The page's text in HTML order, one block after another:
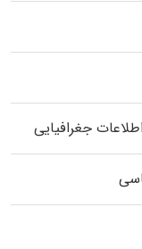
جغرافیایی